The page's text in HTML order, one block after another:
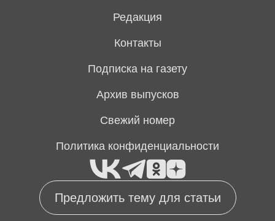
Предложить тему для статьи
Редакция
Контакты
Подписка на газету
Архив выпусков
Свежий номер
Политика конфиденциальности